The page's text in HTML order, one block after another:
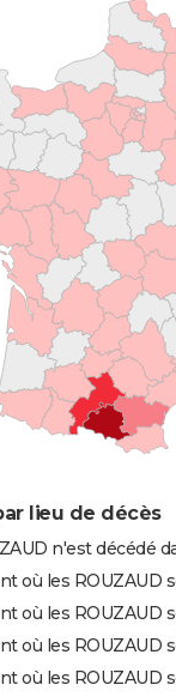
lieu de décès
n'est décédé
où les ROUZAUD
où les ROUZAUD
où les ROUZAUD
où les ROUZAUD